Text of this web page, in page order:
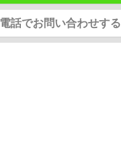
電話でお問い合わせする